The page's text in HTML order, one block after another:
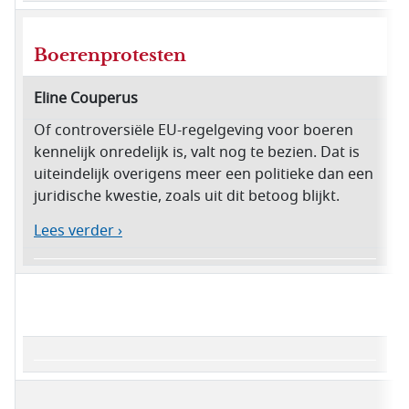
Boerenprotesten
Eline Couperus
Of controversiële EU-regelgeving voor boeren
kennelijk onredelijk is, valt nog te bezien. Dat is
uiteindelijk overigens meer een politieke dan een
juridische kwestie, zoals uit dit betoog blijkt.
Lees verder ›